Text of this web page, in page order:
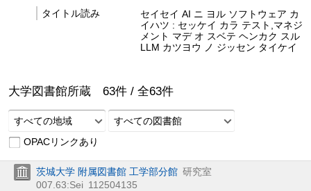
タイトル読み
セイセイ AI ニ ヨル ソフトウェア カ
イハツ : セッケイ カラ テスト,マネジ
メント マデ オ スベテ ヘンカク スル
LLM カツヨウ ノ ジッセン タイケイ
大学図書館所蔵 63件 / 全63件
すべての地域
すべての図書館
OPACリンクあり
茨城大学 附属図書館 工学部分館 研究室
007.63:Sei 112504135